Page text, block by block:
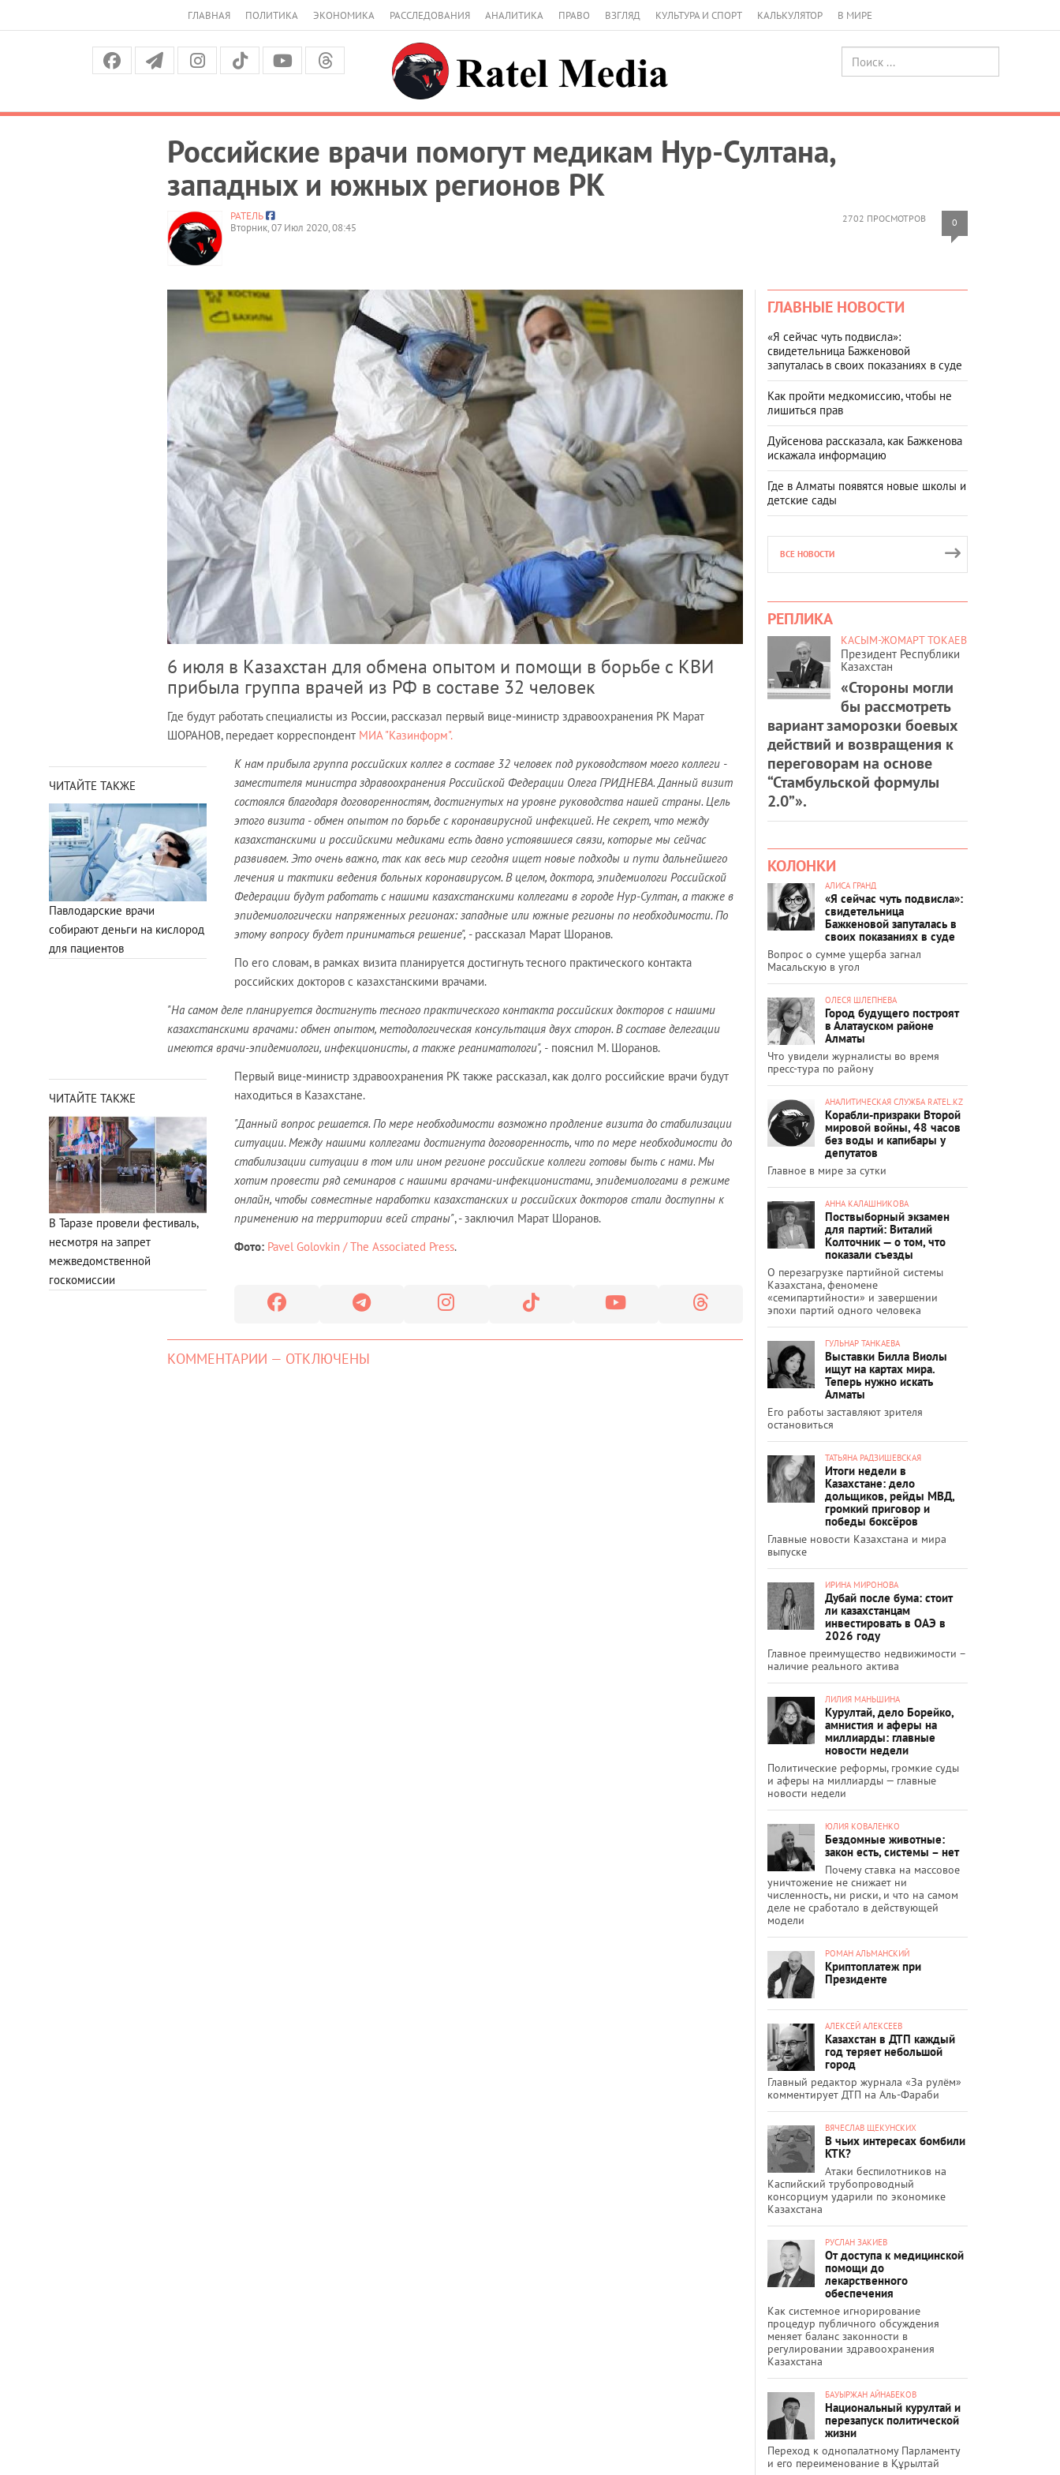
ГЛАВНАЯ ПОЛИТИКА ЭКОНОМИКА РАССЛЕДОВАНИЯ АНАЛИТИКА ПРАВО ВЗГЛЯД КУЛЬТУРА И СПОРТ КАЛЬКУЛЯТОР В МИРЕ
Российские врачи помогут медикам Нур-Султана,
западных и южных регионов РК
2702 ПРОСМОТРОВ 0
РАТЕЛЬ
Вторник, 07 Июл 2020, 08:45
6 июля в Казахстан для обмена опытом и помощи в борьбе с КВИ
прибыла группа врачей из РФ в составе 32 человек
Где будут работать специалисты из России, рассказал первый вице-министр здравоохранения РК Марат
ШОРАНОВ, передает корреспондент МИА "Казинформ".
ЧИТАЙТЕ ТАКЖЕ
Павлодарские врачи
собирают деньги на кислород
для пациентов
К нам прибыла группа российских коллег в составе 32 человек под руководством моего коллеги -
заместителя министра здравоохранения Российской Федерации Олега ГРИДНЕВА. Данный визит
состоялся благодаря договоренностям, достигнутых на уровне руководства нашей страны. Цель
этого визита - обмен опытом по борьбе с коронавирусной инфекцией. Не секрет, что между
казахстанскими и российскими медиками есть давно устоявшиеся связи, которые мы сейчас
развиваем. Это очень важно, так как весь мир сегодня ищет новые подходы и пути дальнейшего
лечения и тактики ведения больных коронавирусом. В целом, доктора, эпидемиологи Российской
Федерации будут работать с нашими казахстанскими коллегами в городе Нур-Султан, а также в
эпидемиологически напряженных регионах: западные или южные регионы по необходимости. По
этому вопросу будет приниматься решение", - рассказал Марат Шоранов.
По его словам, в рамках визита планируется достигнуть тесного практического контакта
российских докторов с казахстанскими врачами.
"На самом деле планируется достигнуть тесного практического контакта российских докторов с нашими
казахстанскими врачами: обмен опытом, методологическая консультация двух сторон. В составе делегации
имеются врачи-эпидемиологи, инфекционисты, а также реаниматологи", - пояснил М. Шоранов.
ЧИТАЙТЕ ТАКЖЕ
В Таразе провели фестиваль,
несмотря на запрет
межведомственной
госкомиссии
Первый вице-министр здравоохранения РК также рассказал, как долго российские врачи будут
находиться в Казахстане.
"Данный вопрос решается. По мере необходимости возможно продление визита до стабилизации
ситуации. Между нашими коллегами достигнута договоренность, что по мере необходимости до
стабилизации ситуации в том или ином регионе российские коллеги готовы быть с нами. Мы
хотим провести ряд семинаров с нашими врачами-инфекционистами, эпидемиологами в режиме
онлайн, чтобы совместные наработки казахстанских и российских докторов стали доступны к
применению на территории всей страны", - заключил Марат Шоранов.
Фото: Pavel Golovkin / The Associated Press.
КОММЕНТАРИИ — ОТКЛЮЧЕНЫ
ГЛАВНЫЕ НОВОСТИ
«Я сейчас чуть подвисла»:
свидетельница Бажкеновой
запуталась в своих показаниях в суде
Как пройти медкомиссию, чтобы не
лишиться прав
Дуйсенова рассказала, как Бажкенова
искажала информацию
Где в Алматы появятся новые школы и
детские сады
ВСЕ НОВОСТИ
РЕПЛИКА
КАСЫМ-ЖОМАРТ ТОКАЕВ
Президент Республики
Казахстан
«Стороны могли
бы рассмотреть
вариант заморозки боевых
действий и возвращения к
переговорам на основе
“Стамбульской формулы
2.0”».
КОЛОНКИ
АЛИСА ГРАНД
«Я сейчас чуть подвисла»:
свидетельница
Бажкеновой запуталась в
своих показаниях в суде
Вопрос о сумме ущерба загнал
Масальскую в угол
ОЛЕСЯ ШЛЕПНЕВА
Город будущего построят
в Алатауском районе
Алматы
Что увидели журналисты во время
пресс-тура по району
АНАЛИТИЧЕСКАЯ СЛУЖБА RATEL.KZ
Корабли-призраки Второй
мировой войны, 48 часов
без воды и капибары у
депутатов
Главное в мире за сутки
АННА КАЛАШНИКОВА
Поствыборный экзамен
для партий: Виталий
Колточник — о том, что
показали съезды
О перезагрузке партийной системы
Казахстана, феномене
«семипартийности» и завершении
эпохи партий одного человека
ГУЛЬНАР ТАНКАЕВА
Выставки Билла Виолы
ищут на картах мира.
Теперь нужно искать
Алматы
Его работы заставляют зрителя
остановиться
ТАТЬЯНА РАДЗИШЕВСКАЯ
Итоги недели в
Казахстане: дело
дольщиков, рейды МВД,
громкий приговор и
победы боксёров
Главные новости Казахстана и мира
выпуске
ИРИНА МИРОНОВА
Дубай после бума: стоит
ли казахстанцам
инвестировать в ОАЭ в
2026 году
Главное преимущество недвижимости –
наличие реального актива
ЛИЛИЯ МАНЬШИНА
Курултай, дело Борейко,
амнистия и аферы на
миллиарды: главные
новости недели
Политические реформы, громкие суды
и аферы на миллиарды — главные
новости недели
ЮЛИЯ КОВАЛЕНКО
Бездомные животные:
закон есть, системы – нет
Почему ставка на массовое
уничтожение не снижает ни
численность, ни риски, и что на самом
деле не сработало в действующей
модели
РОМАН АЛЬМАНСКИЙ
Криптоплатеж при
Президенте
АЛЕКСЕЙ АЛЕКСЕЕВ
Казахстан в ДТП каждый
год теряет небольшой
город
Главный редактор журнала «За рулём»
комментирует ДТП на Аль-Фараби
ВЯЧЕСЛАВ ЩЕКУНСКИХ
В чьих интересах бомбили
КТК?
Атаки беспилотников на
Каспийский трубопроводный
консорциум ударили по экономике
Казахстана
РУСЛАН ЗАКИЕВ
От доступа к медицинской
помощи до
лекарственного
обеспечения
Как системное игнорирование
процедур публичного обсуждения
меняет баланс законности в
регулировании здравоохранения
Казахстана
БАУЫРЖАН АЙНАБЕКОВ
Национальный курултай и
перезапуск политической
жизни
Переход к однопалатному Парламенту
и его переименование в Құрылтай